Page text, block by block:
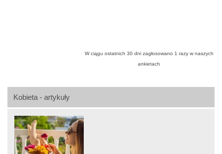
Kobieta - artykuły
W ciągu ostatnich 30 dni zagłosowano 1 razy w naszych
ankietach